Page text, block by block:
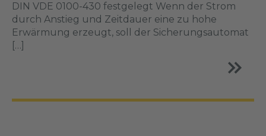
DIN VDE 0100-430 festgelegt Wenn der Strom
durch Anstieg und Zeitdauer eine zu hohe
Erwärmung erzeugt, soll der Sicherungsautomat
[…]